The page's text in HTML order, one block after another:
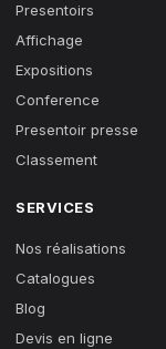
Presentoirs
Affichage
Expositions
Conference
Presentoir presse
Classement
SERVICES
Nos réalisations
Catalogues
Blog
Devis en ligne